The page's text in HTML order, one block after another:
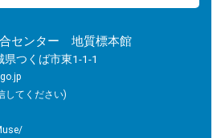
センター 地質標本館
つくば市東1-1-1
してください)